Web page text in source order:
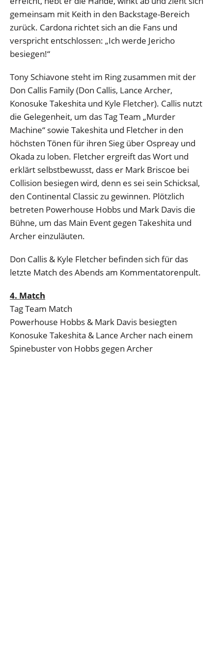
gemeinsam mit Keith in den Backstage-Bereich
zurück. Cardona richtet sich an die Fans und
verspricht entschlossen: „Ich werde Jericho
besiegen!“
Tony Schiavone steht im Ring zusammen mit der
Don Callis Family (Don Callis, Lance Archer,
Konosuke Takeshita und Kyle Fletcher). Callis nutzt
die Gelegenheit, um das Tag Team „Murder
Machine“ sowie Takeshita und Fletcher in den
höchsten Tönen für ihren Sieg über Ospreay und
Okada zu loben. Fletcher ergreift das Wort und
erklärt selbstbewusst, dass er Mark Briscoe bei
Collision besiegen wird, denn es sei sein Schicksal,
den Continental Classic zu gewinnen. Plötzlich
betreten Powerhouse Hobbs und Mark Davis die
Bühne, um das Main Event gegen Takeshita und
Archer einzuläuten.
Don Callis & Kyle Fletcher befinden sich für das
letzte Match des Abends am Kommentatorenpult.
4. Match
Tag Team Match
Powerhouse Hobbs & Mark Davis besiegten
Konosuke Takeshita & Lance Archer nach einem
Spinebuster von Hobbs gegen Archer